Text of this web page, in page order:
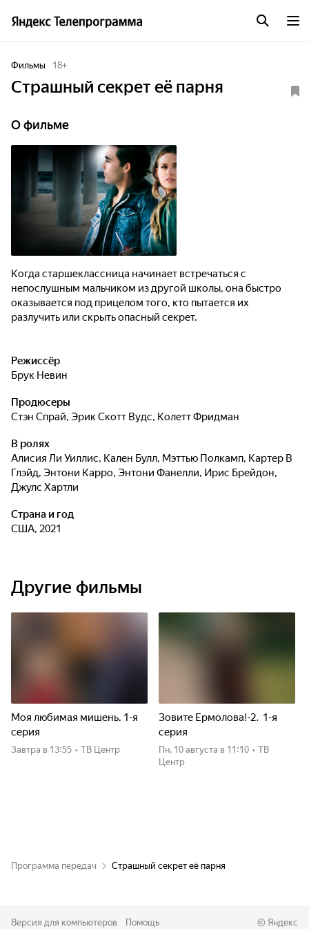
Фильмы 18+
Страшный секрет её парня
О фильме
Когда старшеклассница начинает встречаться с
непослушным мальчиком из другой школы, она быстро
оказывается под прицелом того, кто пытается их
разлучить или скрыть опасный секрет.
Режиссёр
Брук Невин
Продюсеры
Стэн Спрай, Эрик Скотт Вудс, Колетт Фридман
В ролях
Алисия Ли Уиллис, Кален Булл, Мэттью Полкамп, Картер В
Глэйд, Энтони Карро, Энтони Фанелли, Ирис Брейдон,
Джулс Хартли
Страна и год
США, 2021
Другие фильмы
Моя любимая мишень. 1-я
серия
Завтра в 13:55 • ТВ Центр
Зовите Ермолова!-2. 1-я
серия
пн, 10 августа в 11:10 • ТВ
Центр
Программа передач Страшный секрет её парня
Версия для компьютеров Помощь © Яндекс